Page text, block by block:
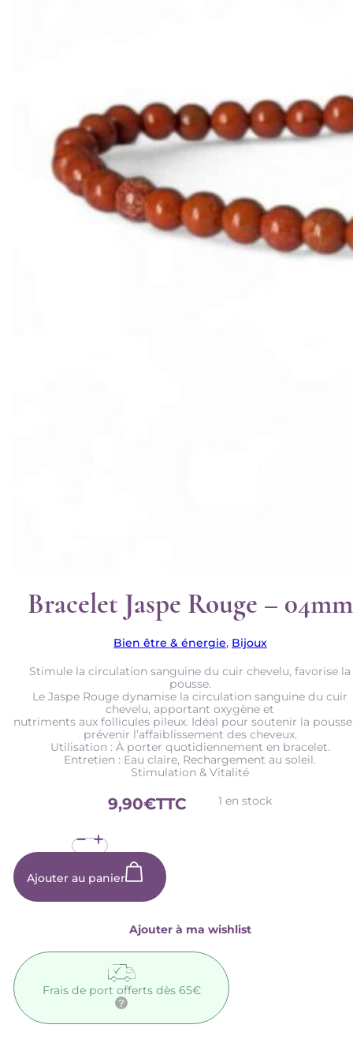
Bracelet Jaspe Rouge – 04mm
Bien être & énergie, Bijoux
Stimule la circulation sanguine du cuir chevelu, favorise la
pousse.
Le Jaspe Rouge dynamise la circulation sanguine du cuir
chevelu, apportant oxygène et
nutriments aux follicules pileux. Idéal pour soutenir la
prévenir l’affaiblissement des cheveux.
Utilisation : À porter quotidiennement en bracelet.
Entretien : Eau claire, Rechargement au soleil.
Stimulation & Vitalité
9,90€TTC 1 en stock
quantité
de
Jaspe
Rouge
Ajouter au panier
Ajouter à ma wishlist
Frais de port offerts dès 65€